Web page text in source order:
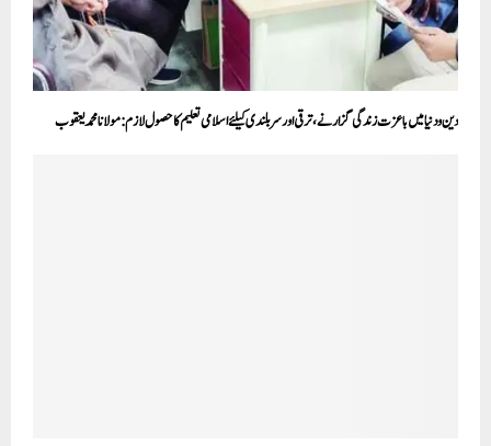
دین و دنیا میں باعزت زندگی گزارنے،ترقی اور سربلندی کیلئے اسلامی تعلیم کا حصول لازم:مولانا محمد یعقوب